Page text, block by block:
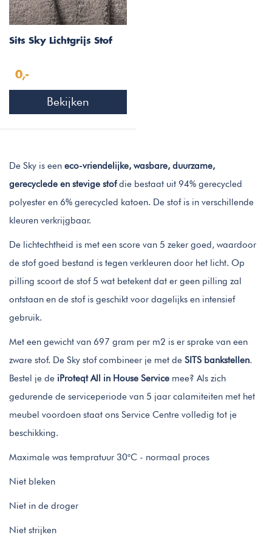
Sits Sky Lichtgrijs Stof
0,-
Bekijken
De Sky is een eco-vriendelijke, wasbare, duurzame,
gerecyclede en stevige stofdie bestaat uit 94% gerecycled
polyester en 6% gerecycled katoen. De stof is in verschillende
kleuren verkrijgbaar.
De lichtechtheid is met een score van 5 zeker goed, waardoor
de stof goed bestand is tegen verkleuren door het licht. Op
pilling scoort de stof 5 wat betekent dat er geen pilling zal
ontstaan en de stof is geschikt voor dagelijks en intensief
gebruik.
Met een gewicht van 697 gram per m2 is er sprake van een
zware stof. De Sky stof combineer je met de SITS bankstellen.
Bestel je de iProteqt All in House Service mee? Als zich
gedurende de serviceperiode van 5 jaar calamiteiten met het
meubel voordoen staat ons Service Centre volledig tot je
beschikking.
Maximale was tempratuur 30°C - normaal proces
Niet bleken
Niet in de droger
Niet strijken